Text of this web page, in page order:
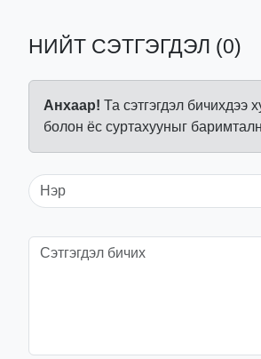
НИЙТ СЭТГЭГДЭЛ (0)
Анхаар! Та сэтгэгдэл бичихдээ
болон ёс суртахууныг